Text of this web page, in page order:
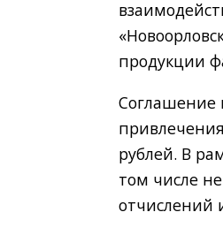
продукции
Соглашение
рублей. В
том числе
отчислений